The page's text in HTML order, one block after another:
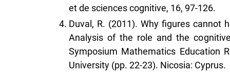
et de sciences cognitive, 16, 97-126.
Duval, R. (2011). Why figures cannot
Analysis of the role and the
Symposium Mathematics Education
University (pp. 22-23). Nicosia: Cyprus.